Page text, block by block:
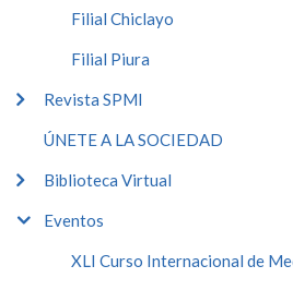
Filial Chiclayo
Filial Piura
Revista SPMI
ÚNETE A LA SOCIEDAD
Biblioteca Virtual
Eventos
XLI Curso Internacional de